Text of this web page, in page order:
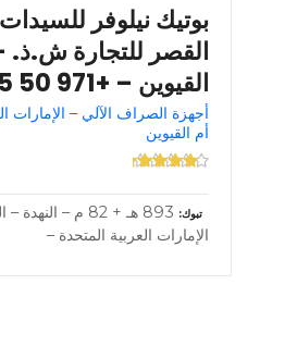
بوتيك نيلوفر
القصر للتجارة ش.ذ.
القيوين – +971 50 525 6745
أجهزة الصراف الآلي – الإمارات
أم القيوين
تبوك
893 هـ + 82 م –
الإمارات العربية المتحدة –